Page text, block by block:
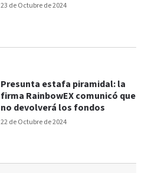
23 de Octubre de 2024
22 de Octubre de 2024
Presunta estafa piramidal: la
firma RainbowEX comunicó que
no devolverá los fondos